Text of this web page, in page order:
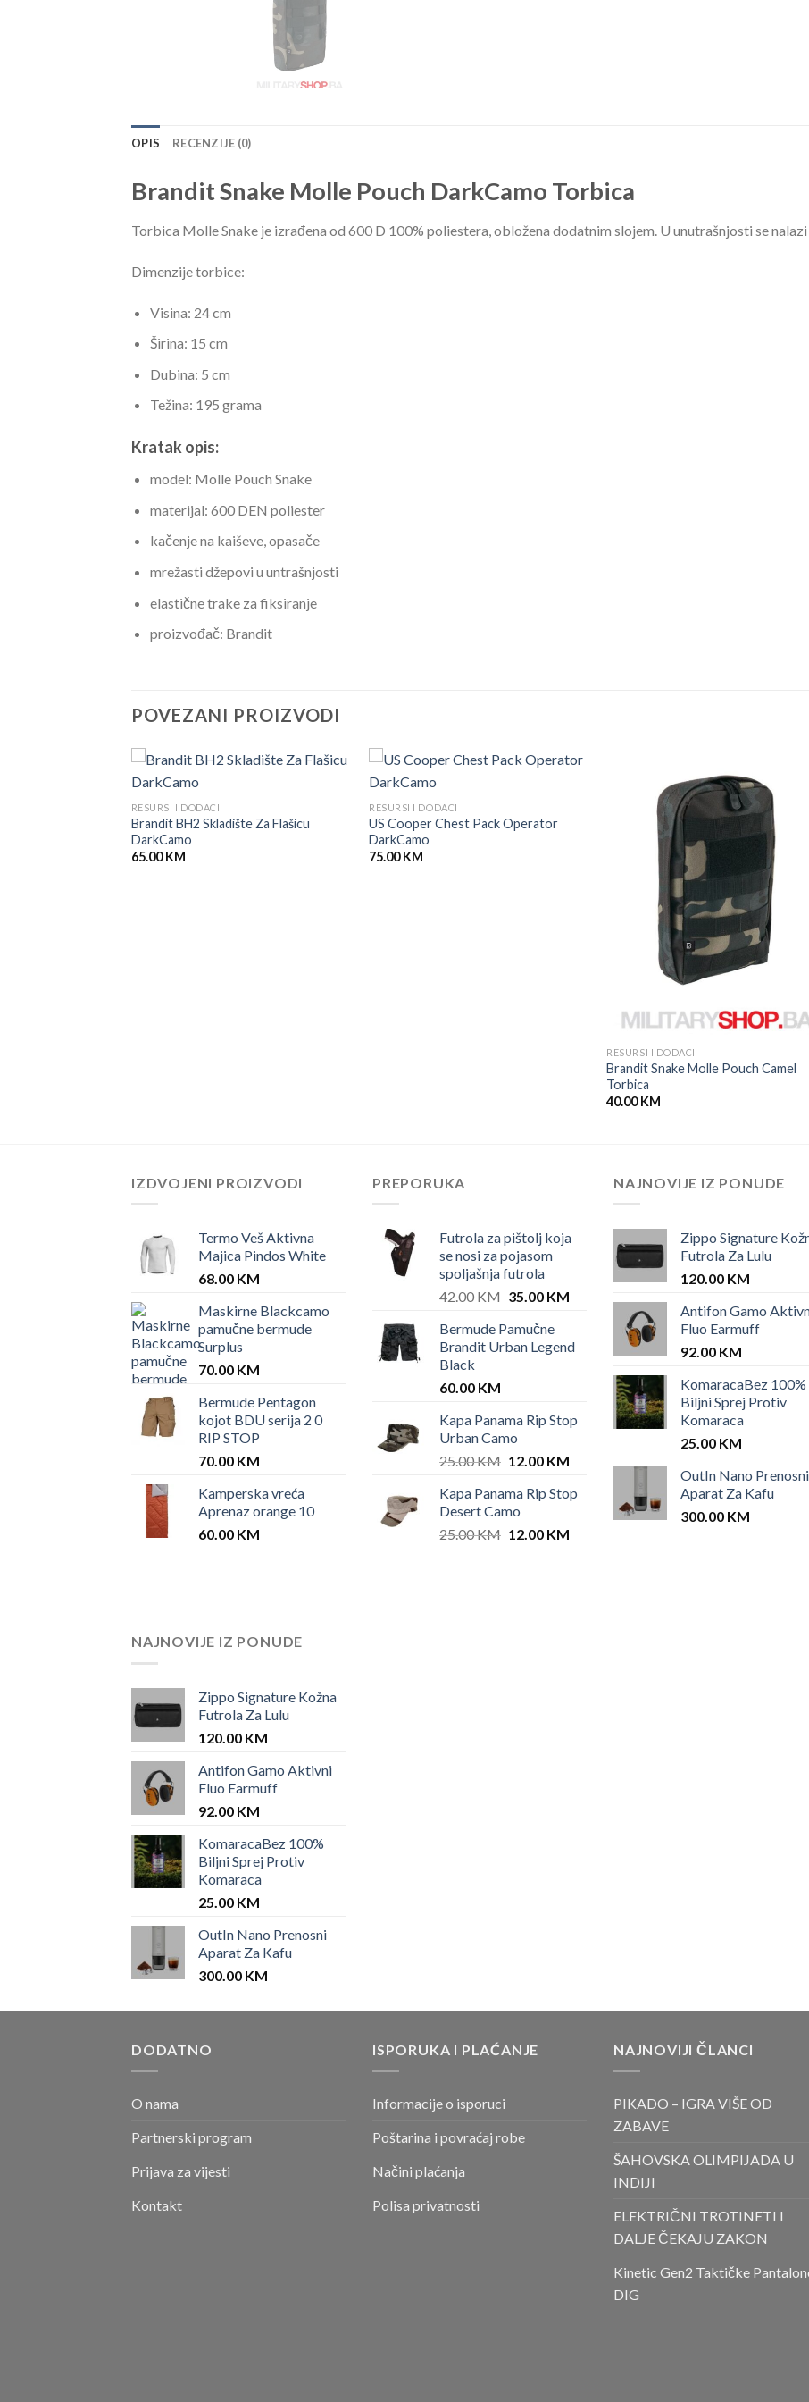
OPIS RECENZIJE (0)
Brandit Snake Molle Pouch DarkCamo Torbica
Torbica Molle Snake je izrađena od 600 D 100% poliestera, obložena dodatnim slojem. U unutrašnjosti se
Dimenzije torbice:
Visina: 24 cm
Širina: 15 cm
Dubina: 5 cm
Težina: 195 grama
Kratak opis:
model: Molle Pouch Snake
materijal: 600 DEN poliester
kačenje na kaiševe, opasače
mrežasti džepovi u untrašnjosti
elastične trake za fiksiranje
proizvođač: Brandit
POVEZANI PROIZVODI
RESURSI I DODACI
Brandit BH2 Skladište Za Flašicu
DarkCamo
65.00KM
RESURSI I DODACI
US Cooper Chest Pack Operator
DarkCamo
75.00KM
RESURSI I DODACI
Brandit Snake Molle Pouch Camel
Torbica
40.00KM
IZDVOJENI PROIZVODI
Termo Veš Aktivna
Majica Pindos White
68.00 KM
Maskirne Blackcamo
pamučne bermude
Surplus
70.00 KM
Bermude Pentagon
kojot BDU serija 2 0
RIP STOP
70.00 KM
Kamperska vreća
Aprenaz orange 10
60.00 KM
PREPORUKA
Futrola za pištolj koja
se nosi za pojasom
spoljašnja futrola
42.00KM Original
was:
42.00 KM.
35.00 KMCurrent
35.00 KM.
Bermude Pamučne
Brandit Urban Legend
Black
60.00 KM
Kapa Panama Rip Stop
Urban Camo
25.00KM Original
was:
25.00 KM.
12.00 KMCurrent
is:
12.00 KM.
Kapa Panama Rip Stop
Desert Camo
25.00KM Original
12.00 KMCurrent
NAJNOVIJE IZ PONUDE
Zippo Signature
Futrola Za Lulu
120.00 KM
Antifon Gamo
Fluo Earmuff
92.00 KM
KomaracaBez 100%
Biljni Sprej Protiv
Komaraca
25.00 KM
OutIn Nano Prenosni
Aparat Za Kafu
300.00 KM
NAJNOVIJE IZ PONUDE
Zippo Signature Kožna
Futrola Za Lulu
120.00 KM
Antifon Gamo Aktivni
Fluo Earmuff
92.00 KM
KomaracaBez 100%
Biljni Sprej Protiv
Komaraca
25.00 KM
OutIn Nano Prenosni
Aparat Za Kafu
300.00 KM
DODATNO
O nama
Partnerski program
Prijava za vijesti
Kontakt
ISPORUKA I PLAĆANJE
Informacije o isporuci
Poštarina i povraćaj robe
Načini plaćanja
Polisa privatnosti
NAJNOVIJI ČLANCI
PIKADO – IGRA VIŠE OD
ZABAVE
ŠAHOVSKA OLIMPIJADA U
INDIJI
ELEKTRIČNI TROTINETI I
DALJE ČEKAJU ZAKON
Kinetic Gen2 Taktičke
DIG